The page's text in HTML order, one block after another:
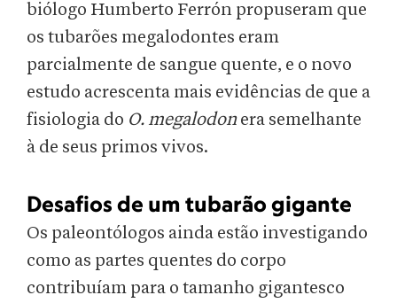
biólogo Humberto Ferrón propuseram que
os tubarões megalodontes eram
parcialmente de sangue quente, e o novo
estudo acrescenta mais evidências de que a
fisiologia do O. megalodonera semelhante
à de seus primos vivos.
Desafios de um tubarão gigante
Os paleontólogos ainda estão investigando
como as partes quentes do corpo
contribuíam para o tamanho gigantesco